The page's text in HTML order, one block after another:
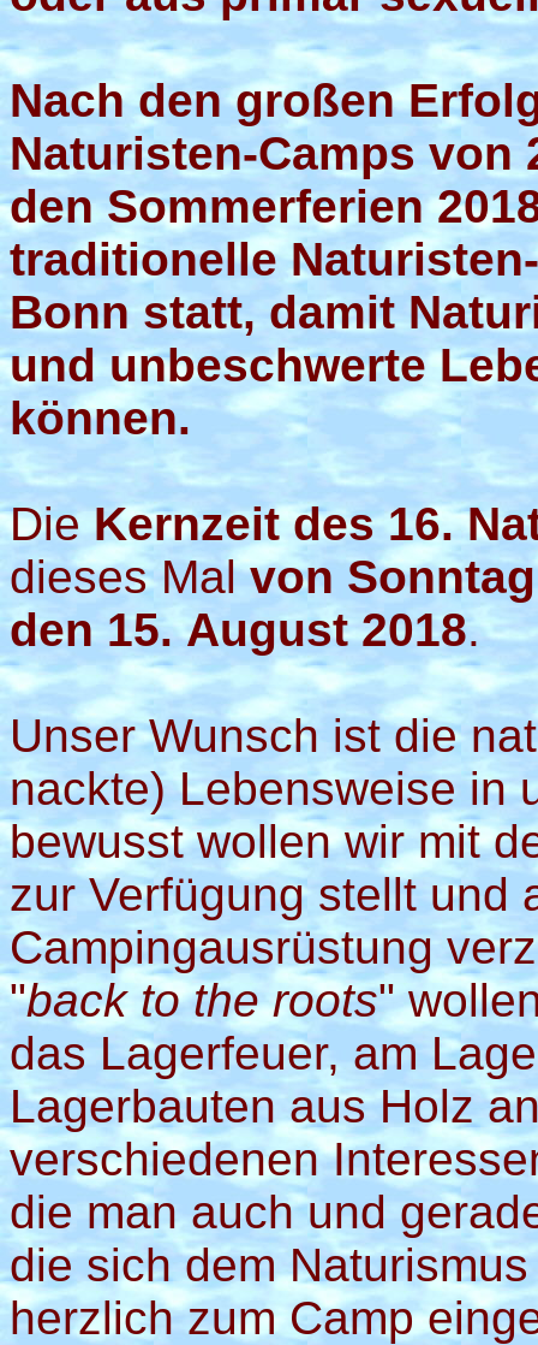
Nach den großen
Naturisten-Camps von
den Sommerferien
traditionelle
Bonn statt, damit
und unbeschwerte
können.
DieKernzeit des 16.
dieses Malvon
den 15. August 2018.
Unser Wunsch ist die
nackte) Lebensweise in
bewusst wollen wir mit
zur Verfügung stellt und
Campingausrüstung
"back to the roots"
das Lagerfeuer, am
Lagerbauten aus Holz
verschiedenen
die man auch und
die sich dem
herzlich zum Camp